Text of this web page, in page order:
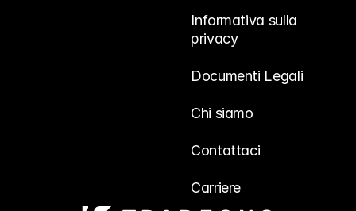
Informativa sulla
privacy
Documenti Legali
Chi siamo
Contattaci
Carriere